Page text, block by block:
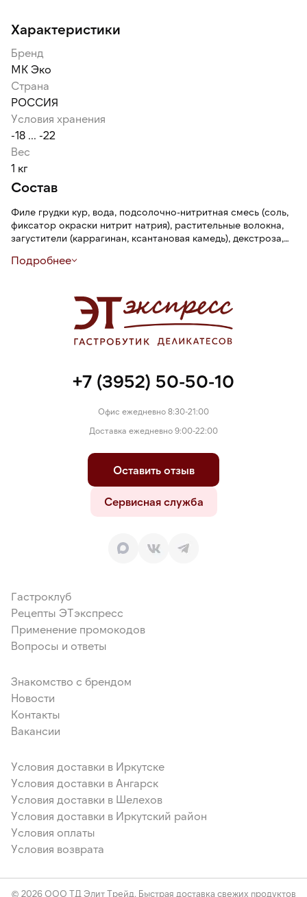
Характеристики
Бренд
МК Эко
Страна
РОССИЯ
Условия хранения
-18 ... -22
Вес
1 кг
Состав
Филе грудки кур, вода, подсолочно-нитритная смесь (соль,
фиксатор окраски нитрит натрия), растительные волокна,
загустители (каррагинан, ксантановая камедь), декстроза,
натрия), стабилизатор — полифосфат натрия, усилитель
ароматизатор, агент влагоудерживающий — лактат натрия.
На предприятии перерабатываются: горчица, молоко,
яичный порошок, соя, орехи, и продукты их переработки.
Подробнее
+7 (3952) 50-50-10
Офис ежедневно 8:30-21:00
Доставка ежедневно 9:00-22:00
Оставить отзыв
Сервисная служба
Гастроклуб
Рецепты ЭТэкспресс
Применение промокодов
Вопросы и ответы
Знакомство с брендом
Новости
Контакты
Вакансии
Условия доставки в Иркутске
Условия доставки в Ангарск
Условия доставки в Шелехов
Условия доставки в Иркутский район
Условия оплаты
Условия возврата
© 2026 ООО ТД Элит Трейд. Быстрая доставка свежих продуктов